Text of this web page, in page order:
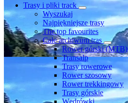
Trasy i pliki track
Wyszukaj
Najpiękniejsze trasy
The top favourites
Całe archiwum tras
Rower górski (MTB)
Transalp
Trasy rowerowe
Rower szosowy
Rower trekkingowy
Trasy górskie
Wędrówki